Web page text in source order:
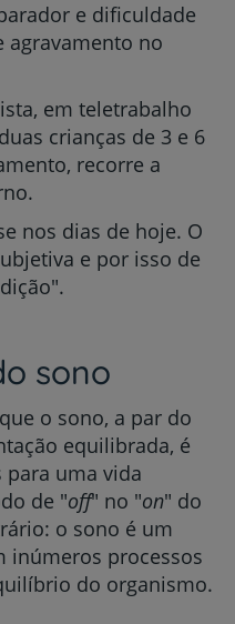
e dificuldade
agravamento no
em teletrabalho
crianças de 3 e 6
recorre a
nos dias de hoje. O
e por isso de
sono
o sono, a par do
equilibrada, é
para uma vida
de "off" no "on" do
o sono é um
inúmeros processos
do organismo.